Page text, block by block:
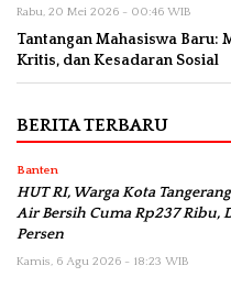
Rabu, 20 Mei 2026 - 00:46 WIB
Tantangan Mahasiswa Baru:
Kritis, dan Kesadaran Sosial
BERITA TERBARU
Banten
HUT RI, Warga Kota
Air Bersih Cuma Rp237 Ribu,
Persen
Kamis, 6 Agu 2026 - 18:23 WIB